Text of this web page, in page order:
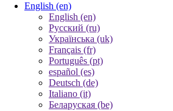
English (en)
English (en)
Русский (ru)
Українська (uk)
Français (fr)
Português (pt)
español (es)
Deutsch (de)
Italiano (it)
Беларуская (be)